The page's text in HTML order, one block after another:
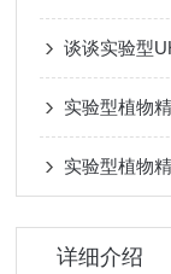
谈谈实验型
实验型植物
实验型植物
详细介绍